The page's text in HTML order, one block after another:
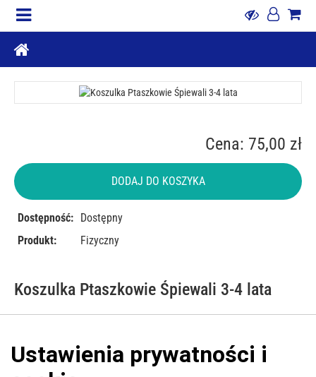
Koszulka Ptaszkowie Śpiewali 3-4 lata
Rozmiar 3-4 lat
Cena: 75,00 zł
DODAJ DO KOSZYKA
Dostępność: Dostępny
Produkt:
Fizyczny